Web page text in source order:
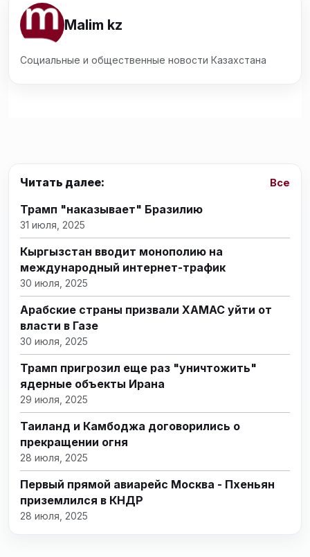
Malim kz
Социальные и общественные новости Казахстана
Читать далее: Все
Трамп "наказывает" Бразилию
31 июля, 2025
Кыргызстан вводит монополию на
международный интернет-трафик
30 июля, 2025
Арабские страны призвали ХАМАС уйти от
власти в Газе
30 июля, 2025
Трамп пригрозил еще раз "уничтожить"
ядерные объекты Ирана
29 июля, 2025
Таиланд и Камбоджа договорились о
прекращении огня
28 июля, 2025
Первый прямой авиарейс Москва - Пхеньян
приземлился в КНДР
28 июля, 2025